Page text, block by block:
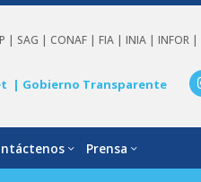
| SAG | CONAF |FIA |INIA |INFOR |
| Gobierno Transparente
Prensa